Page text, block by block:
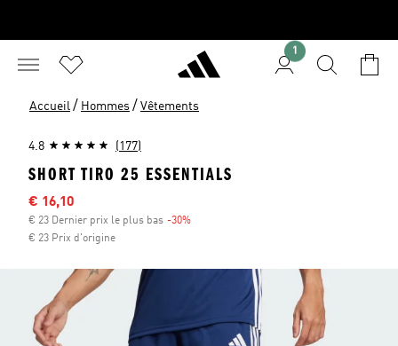
1
Accueil / Hommes / Vêtements
4.8 (177)
SHORT TIRO 25 ESSENTIALS
Sale price
€ 16,10
€ 23 Dernier prix le plus bas -30%
€ 23 Prix d'origine